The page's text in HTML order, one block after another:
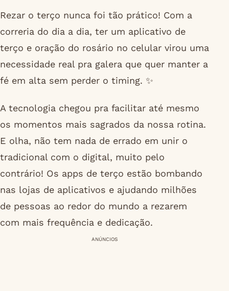
Rezar o terço nunca foi tão prático! Com a
correria do dia a dia, ter um aplicativo de
terço e oração do rosário no celular virou uma
necessidade real pra galera que quer manter a
fé em alta sem perder o timing. ✨
A tecnologia chegou pra facilitar até mesmo
os momentos mais sagrados da nossa rotina.
E olha, não tem nada de errado em unir o
tradicional com o digital, muito pelo
contrário! Os apps de terço estão bombando
nas lojas de aplicativos e ajudando milhões
de pessoas ao redor do mundo a rezarem
com mais frequência e dedicação.
ANÚNCIOS